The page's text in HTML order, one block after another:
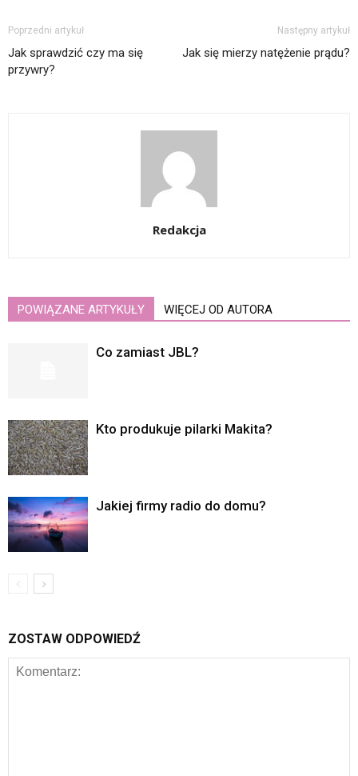
Poprzedni artykuł
Jak sprawdzić czy ma się
przywry?
Następny artykuł
Jak się mierzy natężenie prądu?
Redakcja
POWIĄZANE ARTYKUŁY WIĘCEJ OD AUTORA
Co zamiast JBL?
Kto produkuje pilarki Makita?
Jakiej firmy radio do domu?
ZOSTAW ODPOWIEDŹ